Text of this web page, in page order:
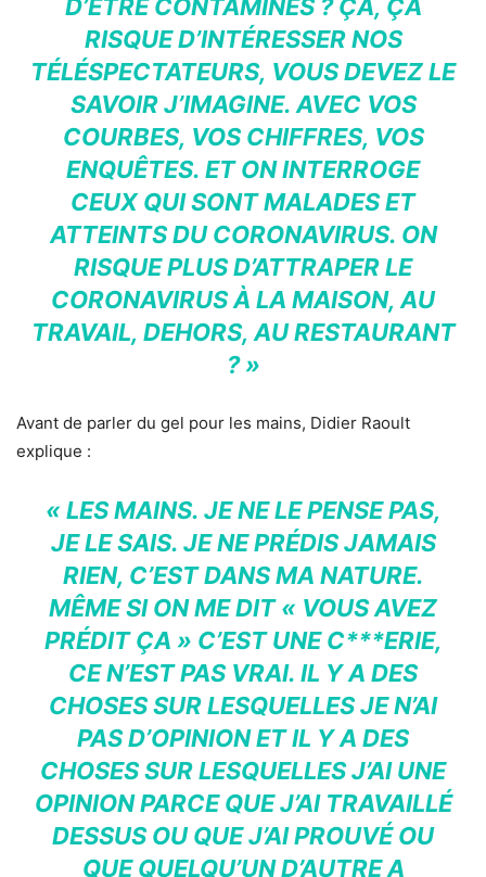
D’ÊTRE CONTAMINÉS ? ÇA, ÇA
RISQUE D’INTÉRESSER NOS
TÉLÉSPECTATEURS, VOUS DEVEZ LE
SAVOIR J’IMAGINE. AVEC VOS
COURBES, VOS CHIFFRES, VOS
ENQUÊTES. ET ON INTERROGE
CEUX QUI SONT MALADES ET
ATTEINTS DU CORONAVIRUS. ON
RISQUE PLUS D’ATTRAPER LE
CORONAVIRUS À LA MAISON, AU
TRAVAIL, DEHORS, AU RESTAURANT
? »
Avant de parler du gel pour les mains, Didier Raoult
explique :
« LES MAINS. JE NE LE PENSE PAS,
JE LE SAIS. JE NE PRÉDIS JAMAIS
RIEN, C’EST DANS MA NATURE.
MÊME SI ON ME DIT « VOUS AVEZ
PRÉDIT ÇA » C’EST UNE C***ERIE,
CE N’EST PAS VRAI. IL Y A DES
CHOSES SUR LESQUELLES JE N’AI
PAS D’OPINION ET IL Y A DES
CHOSES SUR LESQUELLES J’AI UNE
OPINION PARCE QUE J’AI TRAVAILLÉ
DESSUS OU QUE J’AI PROUVÉ OU
QUE QUELQU’UN D’AUTRE A